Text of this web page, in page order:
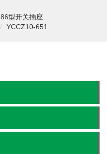
86型开关插座
YCCZ10-651